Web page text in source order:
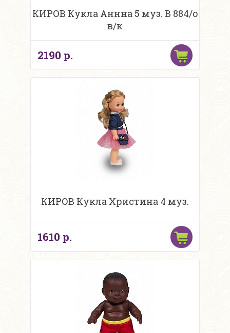
КИРОВ Кукла Аннна 5 муз. В 884/о
в/к
2190 р.
КИРОВ Кукла Христина 4 муз.
1610 р.